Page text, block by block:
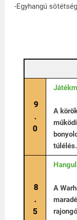
-Egyhangú sötétség
9
.
0
A
8
.
5
A